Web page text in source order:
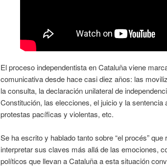
El proceso independentista en Cataluña viene
comunicativa desde hace casi diez años: las
la consulta, la declaración unilateral de
Constitución, las elecciones, el juicio y la sentencia
protestas pacíficas y violentas, etc.
Se ha escrito y hablado tanto sobre “el procés”
interpretar sus claves más allá de las emociones,
políticos que llevan a Cataluña a esta situación